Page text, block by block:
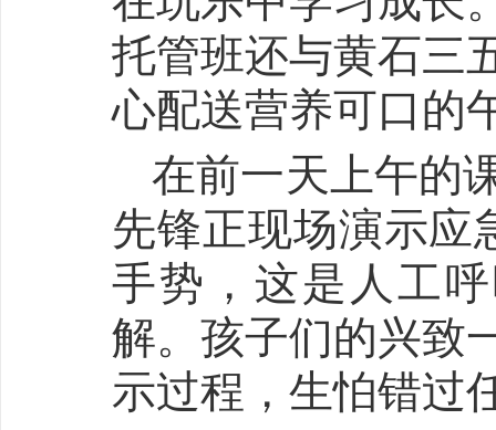
托管班还与黄石三
心配送营养可口的
在前一天上午的
先锋正现场演示应
手势，这是人工
解。孩子们的兴致
示过程，生怕错过